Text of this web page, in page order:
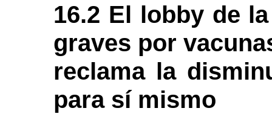
16.2 El lobby de
graves por
reclama la
para sí mismo